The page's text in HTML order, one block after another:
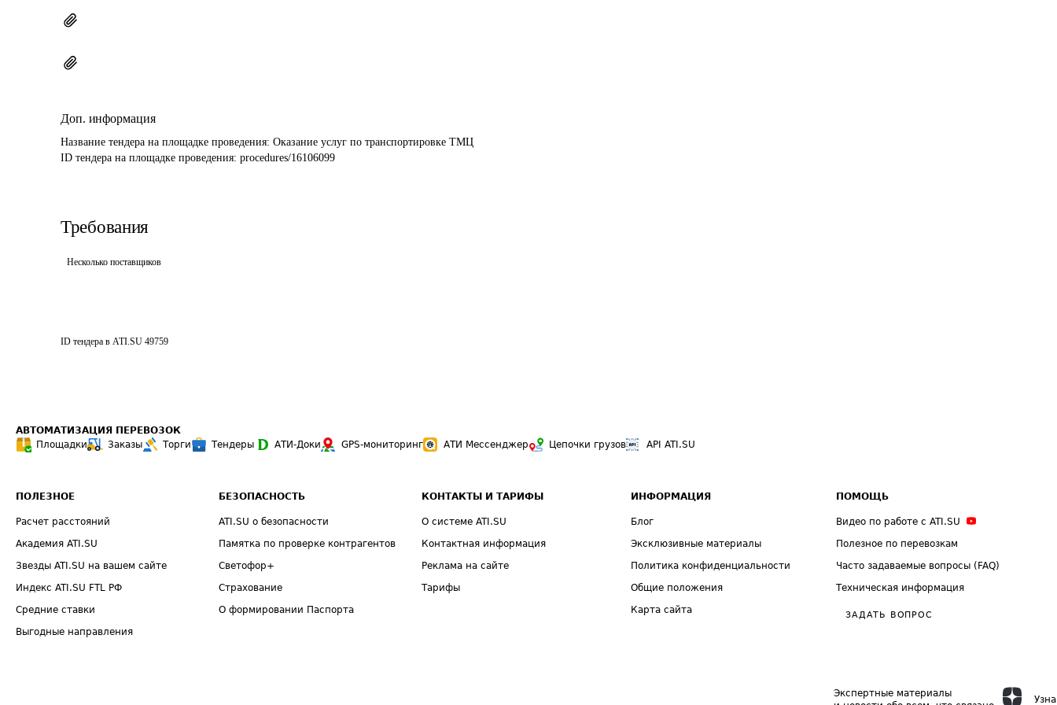
Доп. информация
Название тендера на площадке проведения: Оказание услуг по транспортировке ТМЦ
ID тендера на площадке проведения: procedures/16106099
Требования
Несколько поставщиков
ID тендера в ATI.SU 49759
АВТОМАТИЗАЦИЯ ПЕРЕВОЗОК
Площадки
Заказы Торги Тендеры АТИ-Доки GPS-мониторинг АТИ Мессенджер Цепочки грузов API ATI.SU
ПОЛЕЗНОЕ
Расчет расстояний
Академия ATI.SU
Звезды ATI.SU на вашем сайте
Индекс ATI.SU FTL РФ
Средние ставки
Выгодные направления
БЕЗОПАСНОСТЬ
ATI.SU о безопасности
Памятка по проверке контрагентов
Светофор+
Страхование
О формировании Паспорта
КОНТАКТЫ И ТАРИФЫ
О системе ATI.SU
Контактная информация
Реклама на сайте
Тарифы
ИНФОРМАЦИЯ
Блог
Эксклюзивные материалы
Политика конфиденциальности
Общие положения
Карта сайта
ПОМОЩЬ
Видео по работе с ATI.SU
Полезное по перевозкам
Часто задаваемые вопросы (FAQ)
Техническая информация
ЗАДАТЬ ВОПРОС
Экспертные материалы